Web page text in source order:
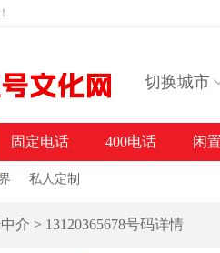
切换城市
私人定制
固定电话 400电话 闲
介 > 13120365678号码详情